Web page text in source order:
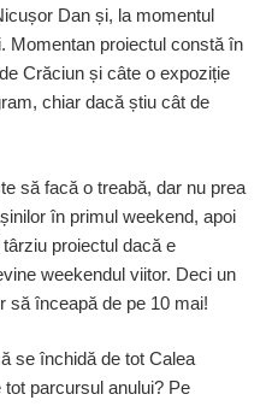
Dan și, la momentul
Momentan proiectul constă în
Crăciun și câte o expoziție
chiar dacă știu cât de
să facă o treabă, dar nu prea
în primul weekend, apoi
proiectul dacă e
weekendul viitor. Deci un
să înceapă de pe 10 mai!
se închidă de tot Calea
parcursul anului? Pe